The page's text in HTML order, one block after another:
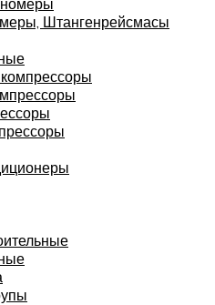
Штангенрейсмасы